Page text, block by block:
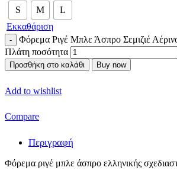
S
M
L
Εκκαθάριση
Φόρεμα Ριγέ Μπλε Άσπρο Σεμιζιέ
Πλάτη ποσότητα
Προσθήκη στο καλάθι Buy now
Add to wishlist
Compare
Περιγραφή
Φόρεμα ριγέ μπλε άσπρο ελληνικής